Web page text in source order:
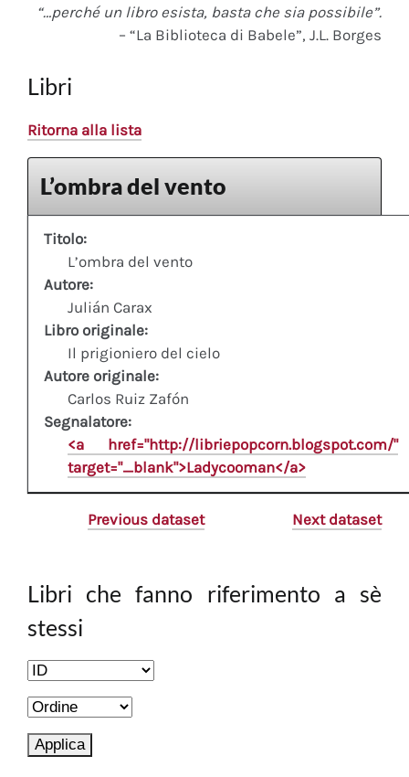
“…perché un libro esista, basta che sia possibile”.
– “La Biblioteca di Babele”, J.L. Borges
Libri
Ritorna alla lista
L’ombra del vento
Titolo:
L’ombra del vento
Autore:
Julián Carax
Libro originale:
Il prigioniero del cielo
Autore originale:
Carlos Ruiz Zafón
Segnalatore:
<a href="http://libriepopcorn.blogspot.com/"
target="_blank">Ladycooman</a>
Previous dataset Next dataset
Libri che fanno riferimento a sè
stessi